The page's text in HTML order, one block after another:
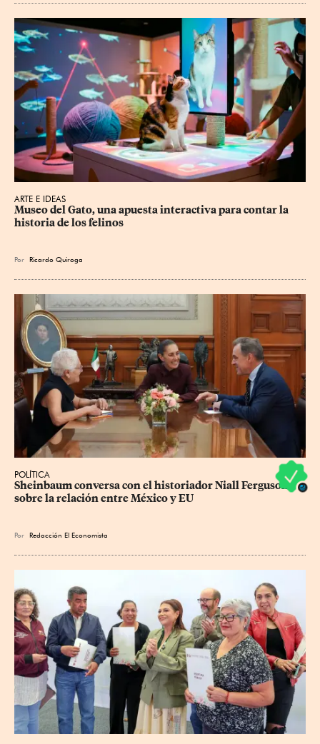
ARTE E IDEAS
Museo del Gato, una apuesta interactiva para contar la
historia de los felinos
Por Ricardo Quiroga
POLÍTICA
Sheinbaum conversa con el historiador Niall Ferguson
sobre la relación entre México y EU
Por Redacción El Economista